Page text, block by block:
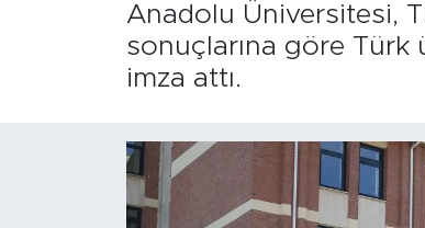
Anadolu Üniversitesi,
sonuçlarına göre Türk
imza attı.